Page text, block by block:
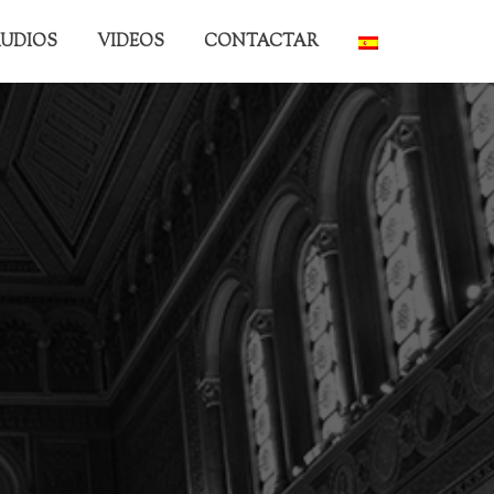
VIDEOS CONTACTAR